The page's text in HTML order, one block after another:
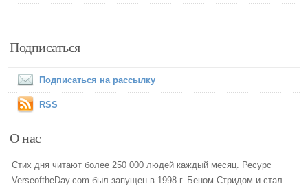
Подписаться
Подписаться на рассылку
RSS
О нас
Стих дня читают более 250 000 людей каждый месяц. Ресурс
VerseoftheDay.com был запущен в 1998 г. Беном Стридом и стал